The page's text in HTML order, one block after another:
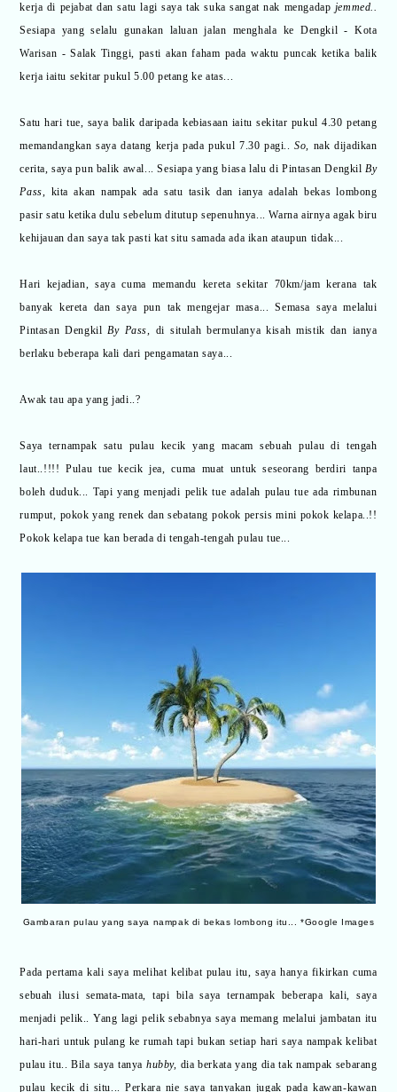
kerja di pejabat dan satu lagi saya tak suka sangat nak mengadap jemmed..
Sesiapa yang selalu gunakan laluan jalan menghala ke Dengkil - Kota
Warisan - Salak Tinggi, pasti akan faham pada waktu puncak ketika balik
kerja iaitu sekitar pukul 5.00 petang ke atas...
Satu hari tue, saya balik daripada kebiasaan iaitu sekitar pukul 4.30 petang
memandangkan saya datang kerja pada pukul 7.30 pagi..So, nak dijadikan
cerita, saya pun balik awal... Sesiapa yang biasa lalu di Pintasan DengkilBy
Pass, kita akan nampak ada satu tasik dan ianya adalah bekas lombong
pasir satu ketika dulu sebelum ditutup sepenuhnya... Warna airnya agak biru
kehijauan dan saya tak pasti kat situ samada ada ikan ataupun tidak...
Hari kejadian, saya cuma memandu kereta sekitar 70km/jam kerana tak
banyak kereta dan saya pun tak mengejar masa... Semasa saya melalui
Pintasan DengkilBy Pass, di situlah bermulanya kisah mistik dan ianya
berlaku beberapa kali dari pengamatan saya...
Awak tau apa yang jadi..?
Saya ternampak satu pulau kecik yang macam sebuah pulau di tengah
laut..!!!! Pulau tue kecik jea, cuma muat untuk seseorang berdiri tanpa
boleh duduk... Tapi yang menjadi pelik tue adalah pulau tue ada rimbunan
rumput, pokok yang renek dan sebatang pokok persis mini pokok kelapa..!!
Pokok kelapa tue kan berada di tengah-tengah pulau tue...
Gambaran pulau yang saya nampak di bekas lombong itu... *Google Images
Pada pertama kali saya melihat kelibat pulau itu, saya hanya fikirkan cuma
sebuah ilusi semata-mata, tapi bila saya ternampak beberapa kali, saya
menjadi pelik.. Yang lagi pelik sebabnya saya memang melalui jambatan itu
hari-hari untuk pulang ke rumah tapi bukan setiap hari saya nampak kelibat
pulau itu.. Bila saya tanya hubby, dia berkata yang dia tak nampak sebarang
pulau kecik di situ... Perkara nie saya tanyakan jugak pada kawan-kawan